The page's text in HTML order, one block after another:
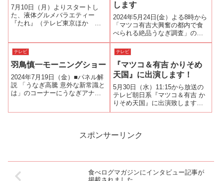
7月10日（月）よりスタートし
た、液体グルメバラエティー
『たれ』（テレビ東京ほか 深
企画！≪明日行きたくなる！都
内で食べられる激安８００円以
下の...
します
2024年5月24日(金）よる8時から
「マツコ有吉大興奮の都内で食
べられる絶品うなぎ調査」のコ
ーナーでおすすめのうなぎ屋さ
んを紹介します。ご都合の合う
方はご覧ください。
テレビ
羽鳥慎一モーニングショー
2024年7月19日（金）■パネル解
説 「うなぎ高騰 意外な新常識と
は」のコーナーにうなぎアナリ
テレビ
『マツコ＆有吉 かりそめ
天国』に出演します！
5月30日（水）11:15から放送の
テレビ朝日系『マツコ＆有吉 か
りそめ天国』に出演致します。
うな重の名わき役！肝吸いだけ
に分かれて、名店をはしご！超
スポンサーリンク
食べログマガジンにインタビュー記事が